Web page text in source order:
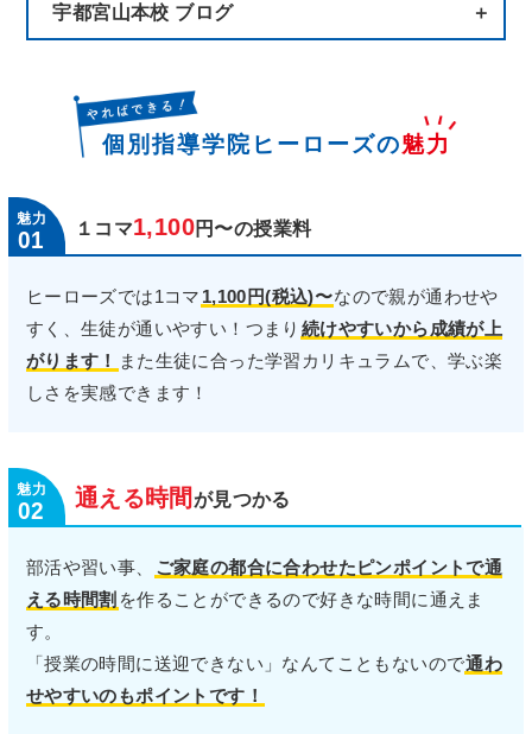
宇都宮山本校 ブログ
個別指導学院ヒーローズの魅力
01 １コマ1,100円〜の授業料
ヒーローズでは1コマ 1,100円(税込)〜なので親が通わせや
すく、生徒が通いやすい！つまり 続けやすいから成績が上
がります！
また生徒に合った学習カリキュラムで、学ぶ楽
しさを実感できます！
02 通 える時間 が見つかる
部活や習い事、
ご家庭の都合に合わせたピンポイントで通
える時間割 を作ることができるので好きな時間に通えま
す。
「授業の時間に送迎できない」なんてこともないので通わ
せやすいのもポイントです！